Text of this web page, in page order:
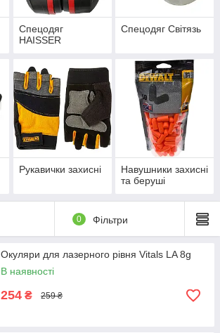
Спецодяг
HAISSER
Спецодяг Світязь
Рукавички захисні
Навушники захисні
та беруші
0 Фільтри
Окуляри для лазерного рівня Vitals LA 8g
В наявності
254 ₴ 259 ₴